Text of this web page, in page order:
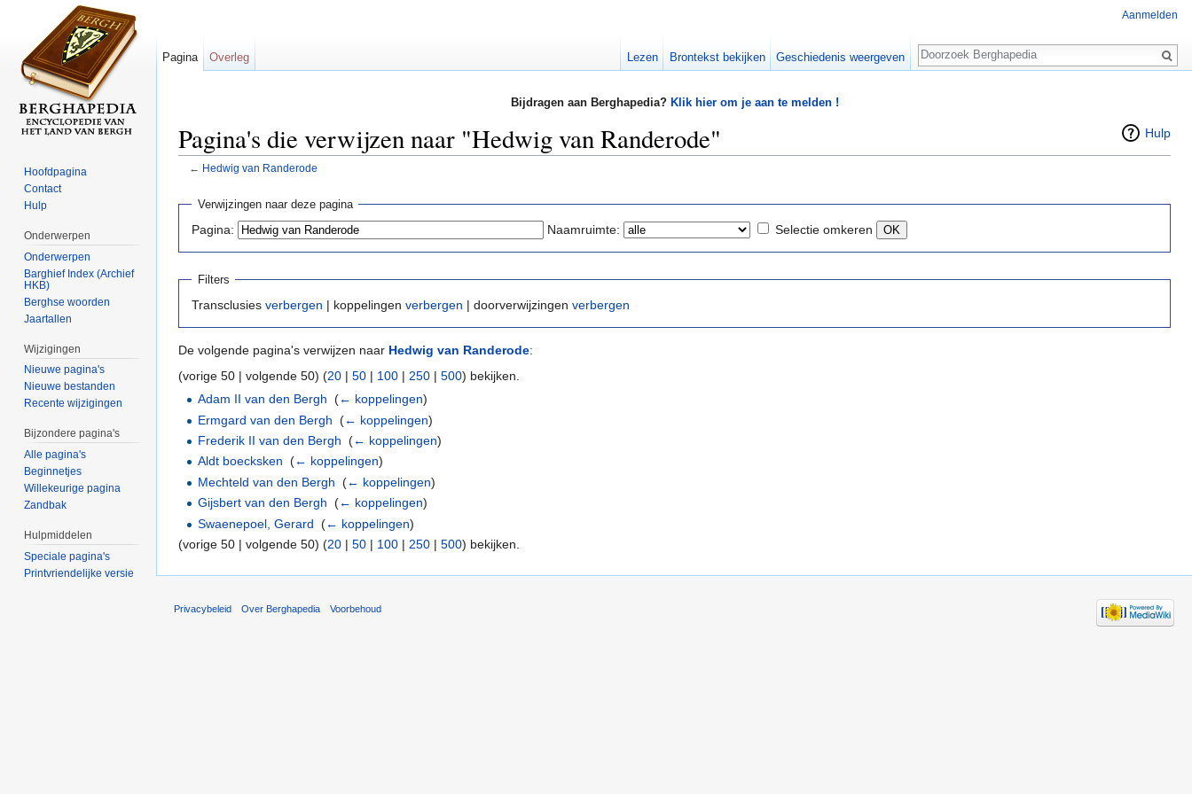
Bijdragen aan Berghapedia? Klik hier om je aan te melden !
Hulp
Pagina's die verwijzen naar "Hedwig van Randerode"
← Hedwig van Randerode
Verwijzingen naar deze pagina
Pagina: Naamruimte: Selectie omkeren
Filters
Transclusies verbergen | koppelingen verbergen | doorverwijzingen verbergen
De volgende pagina's verwijzen naar Hedwig van Randerode:
(vorige 50 | volgende 50) (20 | 50 | 100 | 250 | 500) bekijken.
Adam II van den Bergh ‎(← koppelingen)
Ermgard van den Bergh ‎(← koppelingen)
Frederik II van den Bergh ‎(← koppelingen)
Aldt boecksken ‎(← koppelingen)
Mechteld van den Bergh ‎(← koppelingen)
Gijsbert van den Bergh ‎(← koppelingen)
Swaenepoel, Gerard ‎(← koppelingen)
(vorige 50 | volgende 50) (20 | 50 | 100 | 250 | 500) bekijken.
Aanmelden
Pagina Overleg Lezen Brontekst bekijken Geschiedenis weergeven
Zoeken
Hoofdpagina
Contact
Hulp
Onderwerpen
Onderwerpen
Barghief Index (Archief
HKB)
Berghse woorden
Jaartallen
Wijzigingen
Nieuwe pagina's
Nieuwe bestanden
Recente wijzigingen
Bijzondere pagina's
Alle pagina's
Beginnetjes
Willekeurige pagina
Zandbak
Hulpmiddelen
Speciale pagina's
Printvriendelijke versie
Privacybeleid Over Berghapedia Voorbehoud